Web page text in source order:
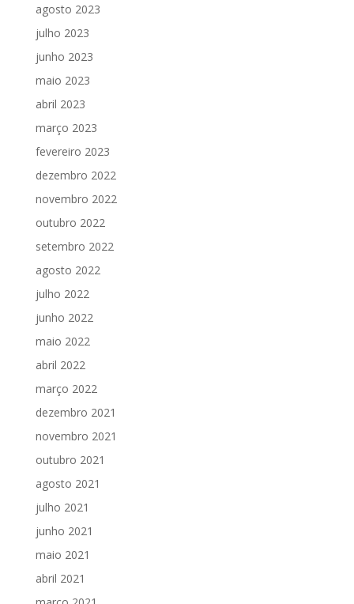
agosto 2023
julho 2023
junho 2023
maio 2023
abril 2023
março 2023
fevereiro 2023
dezembro 2022
novembro 2022
outubro 2022
setembro 2022
agosto 2022
julho 2022
junho 2022
maio 2022
abril 2022
março 2022
dezembro 2021
novembro 2021
outubro 2021
agosto 2021
julho 2021
junho 2021
maio 2021
abril 2021